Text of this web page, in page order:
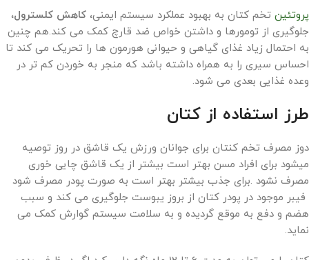
پروتئین تخم کتان به بهبود عملکرد سیستم ایمنی، کاهش کلسترول،
جلوگیری از تومورها و داشتن خواص ضد قارچ کمک می کند.هم چنین
به احتمال زیاد غذای گیاهی و حیوانی هورمون ها را تحریک می کند تا
احساس سیری را به همراه داشته باشد که منجر به خوردن کم تر در
وعده غذایی بعدی می شود.
طرز استفاده از کتان
دوز مصرف تخم کنتان برای جوانان ورزش یک قاشق در روز توصیه
میشود برای افراد مسن بهتر است بیشتر از یک قاشق چایی خوری
مصرف نشود .برای جذب بیشتر بهتر است به صورت پودر مصرف شود
فیبر موجود در پودر کتان از بروز یبوست جلوگیری می کند و سبب
هضم و دفع به موقع گردیده و به سلامت سیستم گوارش کمک می
نماید.